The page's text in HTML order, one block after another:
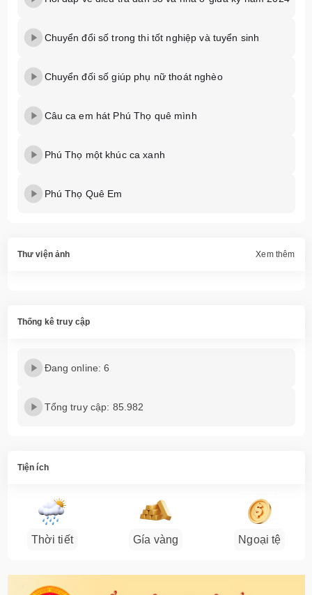
Chuyển đổi số trong thi tốt nghiệp và tuyển sinh
Chuyển đối số giúp phụ nữ thoát nghèo
Câu ca em hát Phú Thọ quê mình
Phú Thọ một khúc ca xanh
Phú Thọ Quê Em
Thư viện ảnh Xem thêm
Thống kê truy cập
Đang online: 6
Tổng truy cập: 85.982
Tiện ích
Thời tiết Gía vàng Ngoại tệ